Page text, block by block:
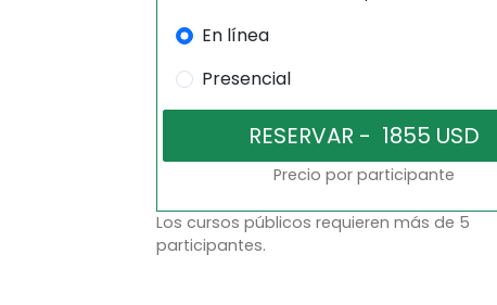
En línea
Presencial
Precio por participante
Los cursos públicos requieren más de 5
participantes.